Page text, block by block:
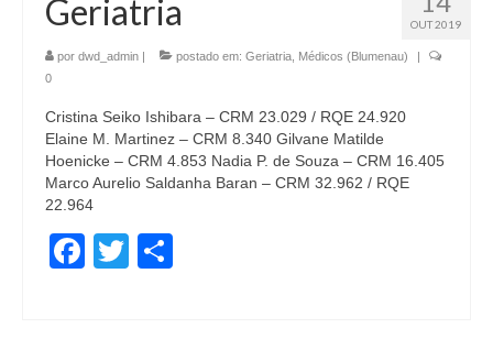
OUT 2019
Geriatria
por dwd_admin postado em: Geriatria Médicos (Blumenau)
0
Cristina Seiko Ishibara – CRM 23.029 / RQE 24.920
Elaine M. Martinez – CRM 8.340 Gilvane Matilde
Hoenicke – CRM 4.853 Nadia P. de Souza – CRM 16.405
Marco Aurelio Saldanha Baran – CRM 32.962 / RQE
22.964
Facebook
Twitter